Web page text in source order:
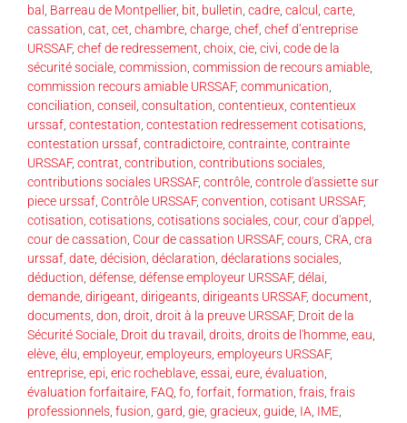
bal , Barreau de Montpellier, bit, bulletin, cadre, calcul , carte,
cassation, cat, cet, chambre, charge, chef, chef d’entreprise
URSSAF, chef de redressement, choix, cie, civi, code de la
sécurité sociale, commission, commission de recours amiable,
commission recours amiable URSSAF, communication,
conciliation, conseil , consultation, contentieux, contentieux
urssaf, contestation, contestation redressement cotisations,
contestation urssaf, contradictoire, contrainte, contrainte
URSSAF, contrat, contribution, contributions sociales,
contributions sociales URSSAF, contrôle, controle d'assiette sur
piece urssaf, Contrôle URSSAF, convention, cotisant URSSAF,
cotisation, cotisations, cotisations sociales, cour, cour d'appel ,
cour de cassation, Cour de cassation URSSAF, cours, CRA, cra
urssaf, date, décision, déclaration, déclarations sociales,
déduction, défense, défense employeur URSSAF, délai,
demande, dirigeant, dirigeants, dirigeants URSSAF, document,
documents, don, droit, droit à la preuve URSSAF, Droit de la
Sécurité Sociale, Droit du travail , droits, droits de l'homme, eau,
elève, élu, employeur, employeurs, employeurs URSSAF,
entreprise, epi, eric rocheblave, essai, eure, évaluation,
évaluation forfaitaire, FAQ, fo, forfait, formation, frais, frais
professionnels, fusion, gard, gie, gracieux, guide, IA, IME,